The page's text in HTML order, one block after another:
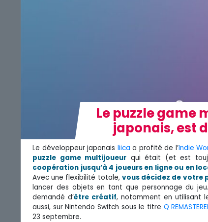
Le puzzle game
japonais, est
Le développeur japonais liica a profité de l’Indie
puzzle game multijoueur qui était (et est
coopération jusqu’à 4 joueurs en ligne ou en
Avec une flexibilité totale, vous décidez de votre
lancer des objets en tant que personnage du
demandé d’être créatif, notamment en utilisant
aussi, sur Nintendo Switch sous le titre Q
23 septembre.